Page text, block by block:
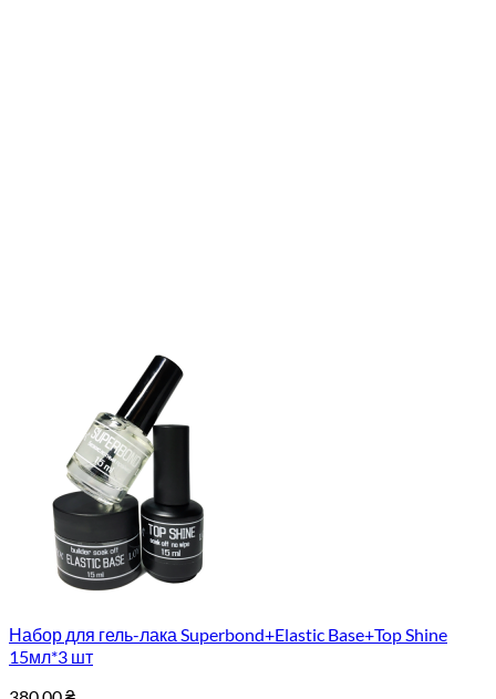
Набор для гель-лака Superbond+Elastic Base+Top Shine
15мл*3 шт